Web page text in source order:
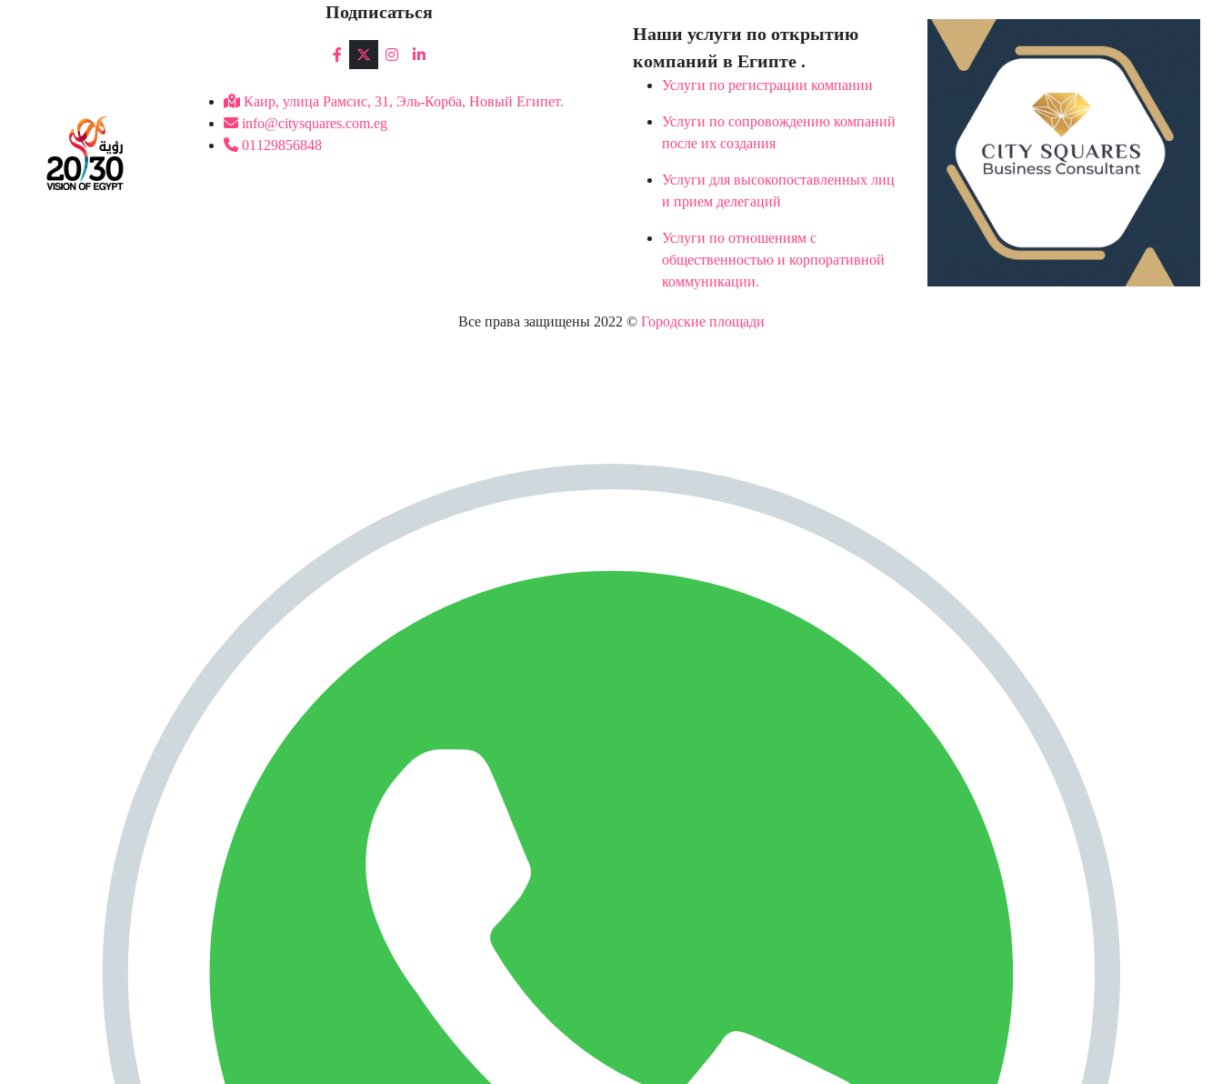
Подписаться
Каир, улица Рамсис, 31, Эль-Корба, Новый Египет.
info@citysquares.com.eg
01129856848
Наши услуги по открытию
компаний в Египте .
Услуги по регистрации компании
Услуги по сопровождению компаний
после их создания
Услуги для высокопоставленных лиц
и прием делегаций
Услуги по отношениям с
общественностью и корпоративной
коммуникации.
Все права защищены 2022 © Городские площади